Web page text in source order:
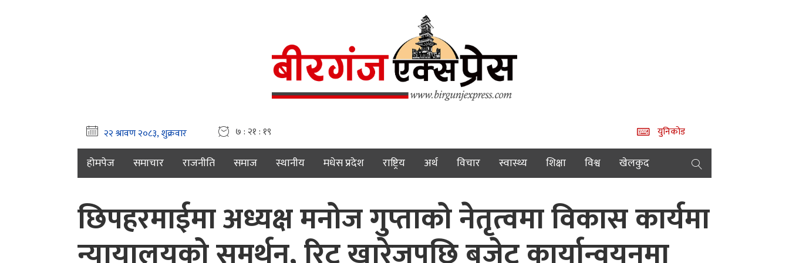
७ : २१ : २० युनिकोड
होमपेज समाचार राजनीति समाज स्थानीय मधेस प्रदेश राष्ट्रिय अर्थ विचार स्वास्थ्य शिक्षा विश्व खेलकुद
छिपहरमाईमा अध्यक्ष मनोज गुप्ताको नेतृत्वमा विकास कार्यमा